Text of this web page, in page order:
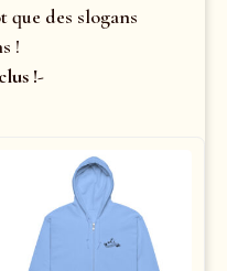
que des slogans
!
!-